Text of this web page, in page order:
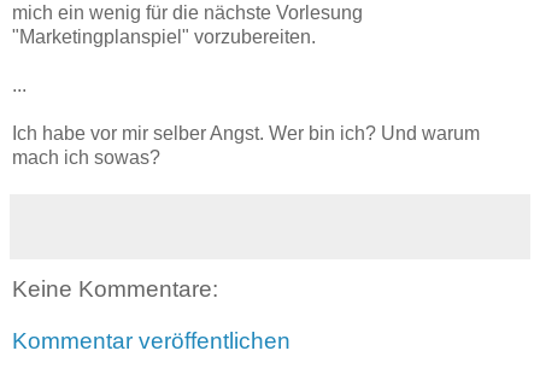
mich ein wenig für die nächste Vorlesung
"Marketingplanspiel" vorzubereiten.
...
Ich habe vor mir selber Angst. Wer bin ich? Und warum
mach ich sowas?
Keine Kommentare:
Kommentar veröffentlichen